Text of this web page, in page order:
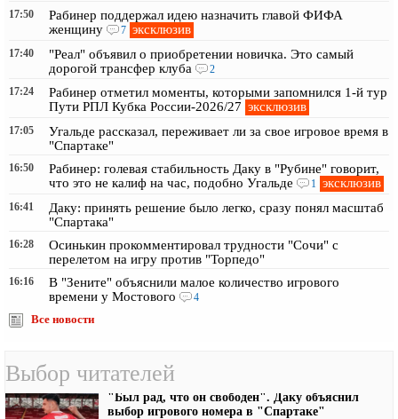
17:50
Рабинер поддержал идею назначить главой ФИФА
женщину
7 эксклюзив
17:40
"Реал" объявил о приобретении новичка. Это самый
дорогой трансфер клуба
2
17:24
Рабинер отметил моменты, которыми запомнился 1-й тур
Пути РПЛ Кубка России-2026/27 эксклюзив
17:05
Угальде рассказал, переживает ли за свое игровое время в
"Спартаке"
16:50
Рабинер: голевая стабильность Даку в "Рубине" говорит,
что это не калиф на час, подобно Угальде
1 эксклюзив
16:41
Даку: принять решение было легко, сразу понял масштаб
"Спартака"
16:28
Осинькин прокомментировал трудности "Сочи" с
перелетом на игру против "Торпедо"
16:16
В "Зените" объяснили малое количество игрового
времени у Мостового
4
Все новости
Выбор читателей
"Был рад, что он свободен". Даку объяснил
выбор игрового номера в "Спартаке"